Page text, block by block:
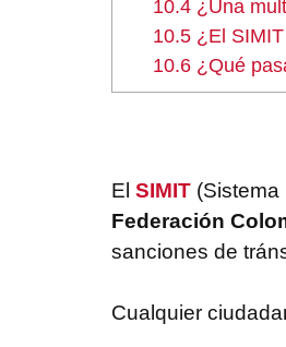
10.4 ¿Una
10.5 ¿El
10.6 ¿Qué
El SIMIT (Sistema
Federación
sanciones de
Cualquier